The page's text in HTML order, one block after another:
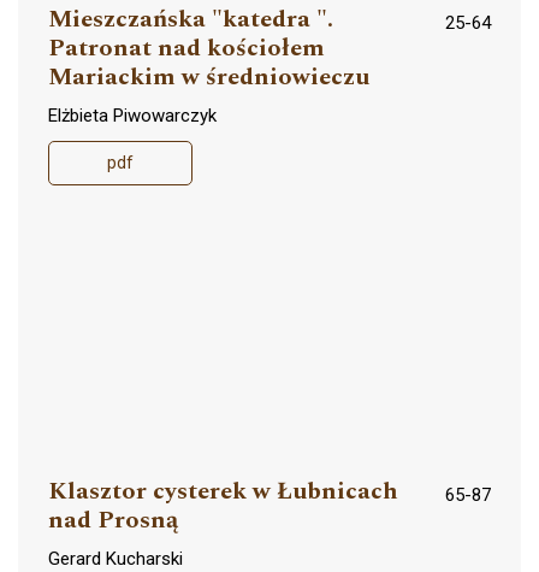
Mieszczańska "katedra ".
Patronat nad kościołem
Mariackim w średniowieczu
25-64
Elżbieta Piwowarczyk
pdf
Klasztor cysterek w Łubnicach
nad Prosną
65-87
Gerard Kucharski